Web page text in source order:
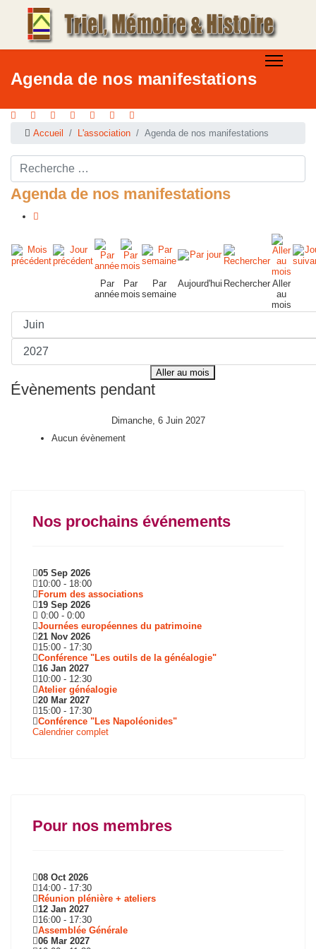
Agenda de nos manifestations
Accueil L'association Agenda de nos manifestations
Rechercher ...
Agenda de nos manifestations
Par
année
Par
mois
Par
semaine
Aujourd'hui Rechercher Aller
au
mois
Aller au mois
Évènements pendant
Dimanche, 6 Juin 2027
Aucun évènement
Nos prochains événements
05 Sep 2026
10:00 - 18:00
Forum des associations
19 Sep 2026
0:00 - 0:00
Journées européennes du patrimoine
21 Nov 2026
15:00 - 17:30
Conférence "Les outils de la généalogie"
16 Jan 2027
10:00 - 12:30
Atelier généalogie
20 Mar 2027
15:00 - 17:30
Conférence "Les Napoléonides"
Calendrier complet
Pour nos membres
08 Oct 2026
14:00 - 17:30
Réunion plénière + ateliers
12 Jan 2027
16:00 - 17:30
Assemblée Générale
06 Mar 2027